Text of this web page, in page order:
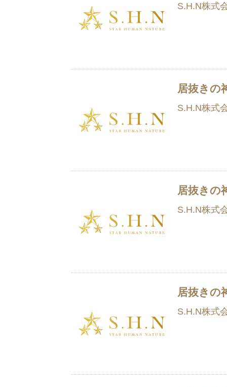
S.H.N株式
居抜きの
S.H.N株式
居抜きの
S.H.N株式
居抜きの
S.H.N株式